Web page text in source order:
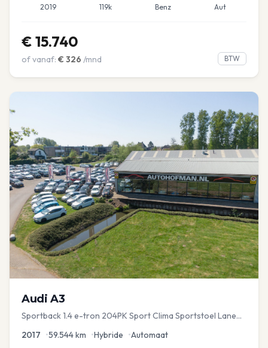
2019 119k Benz Aut
€ 15.740
of vanaf: € 326 /mnd BTW
Audi A3
Sportback 1.4 e-tron 204PK Sport Clima Sportstoel Lane
2017 •59.544km •Hybride •Automaat